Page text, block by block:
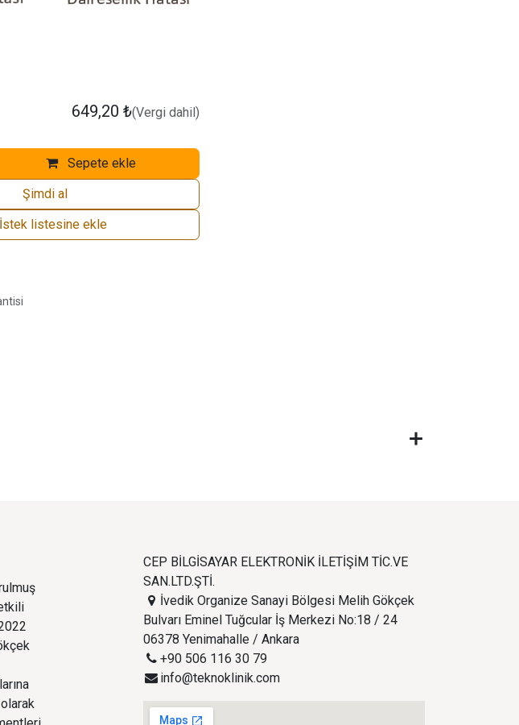
Sepete ekle
Şimdi al
İstek listesine ekle
649,20 ₺(Vergi dahil)
CEP BİLGİSAYAR ELEKTRONİK İLETİŞİM TİC.VE
SAN.LTD.ŞTİ.
İvedik Organize Sanayi Bölgesi Melih Gökçek
Bulvarı Eminel Tuğcular İş Merkezi No:18 / 24
06378 Yenimahalle / Ankara
+90 506 116 30 79
info@teknoklinik.com